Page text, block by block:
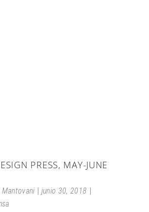
PRESS, MAY-JUNE
Mantovani
junio 30, 2018